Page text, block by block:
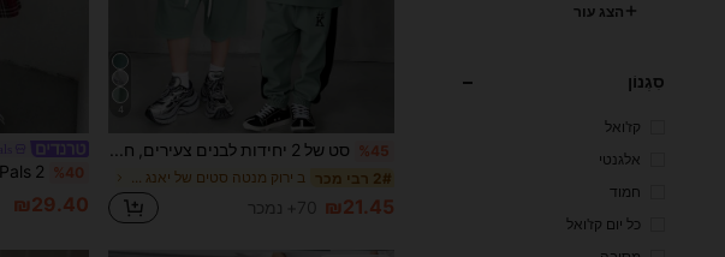
הצג עור
סִגְנוֹן
קז'ואל
אלגנטי
חמוד
כל יום קז'ואל
%45
2# רבי מכר ב ירוק מנטה סטים של יאנג בויז
₪21.45 70+ נמכר
%40
₪29.40